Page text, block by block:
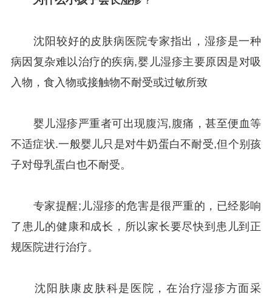
沈阳较好的皮肤病医院专家指出，湿疹是一种
病因复杂难以治疗的疾病,婴儿湿疹主要原因是对吸
入物，食入物或接触物不耐受或过敏所致
婴儿湿疹严重者可出现腹泻,腹痛，甚至便血等
不适症状.一般婴儿只是对牛奶蛋白不耐受,但个别孩
子对母乳蛋白也不耐受。
专家提醒;儿湿疹的危害是很严重的，已经影响
了患儿的健康和成长，所以家长要尽快到患儿到正
规医院进行治疗。
沈阳肤康皮肤科是 医院，在治疗湿疹方面采